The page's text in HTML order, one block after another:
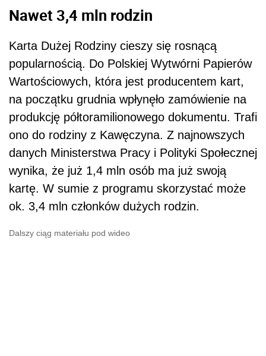
Nawet 3,4 mln rodzin
Karta Dużej Rodziny cieszy się rosnącą
popularnością. Do Polskiej Wytwórni Papierów
Wartościowych, która jest producentem kart,
na początku grudnia wpłynęło zamówienie na
produkcję półtoramilionowego dokumentu. Trafi
ono do rodziny z Kawęczyna. Z najnowszych
danych Ministerstwa Pracy i Polityki Społecznej
wynika, że już 1,4 mln osób ma już swoją
kartę. W sumie z programu skorzystać może
ok. 3,4 mln członków dużych rodzin.
Dalszy ciąg materiału pod wideo